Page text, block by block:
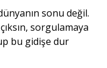
sonu değil.
sorgulamaya
bu gidişe dur